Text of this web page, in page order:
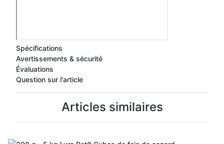
Spécifications
Avertissements & sécurité
Évaluations
Question sur l'article
Articles similaires